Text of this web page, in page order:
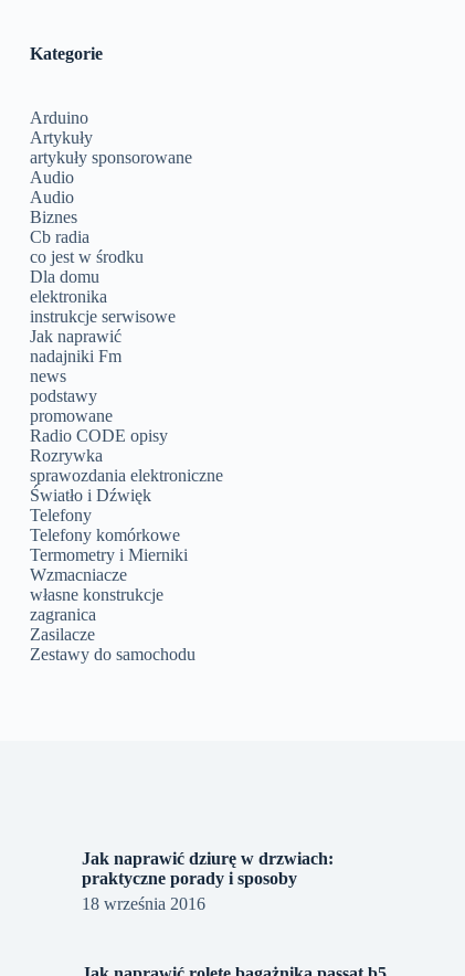
Kategorie
Arduino
Artykuły
artykuły sponsorowane
Audio
Audio
Biznes
Cb radia
co jest w środku
Dla domu
elektronika
instrukcje serwisowe
Jak naprawić
nadajniki Fm
news
podstawy
promowane
Radio CODE opisy
Rozrywka
sprawozdania elektroniczne
Światło i Dźwięk
Telefony
Telefony komórkowe
Termometry i Mierniki
Wzmacniacze
własne konstrukcje
zagranica
Zasilacze
Zestawy do samochodu
Jak naprawić dziurę w drzwiach:
praktyczne porady i sposoby
18 września 2016